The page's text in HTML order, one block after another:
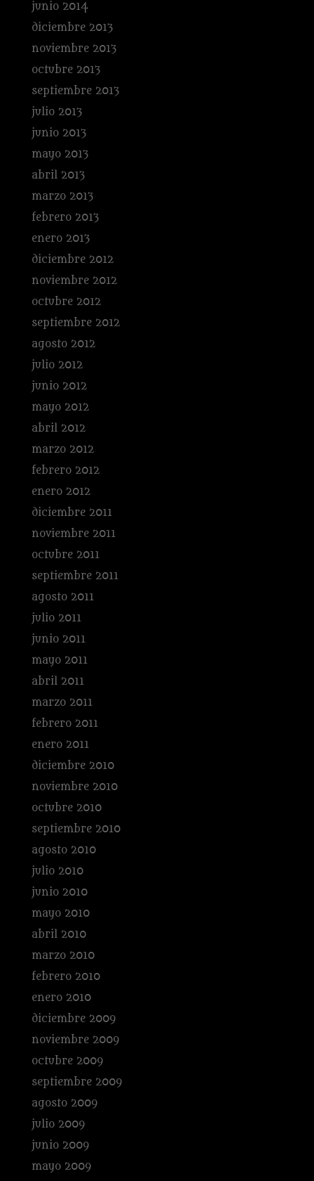
junio 2014
diciembre 2013
noviembre 2013
octubre 2013
septiembre 2013
julio 2013
junio 2013
mayo 2013
abril 2013
marzo 2013
febrero 2013
enero 2013
diciembre 2012
noviembre 2012
octubre 2012
septiembre 2012
agosto 2012
julio 2012
junio 2012
mayo 2012
abril 2012
marzo 2012
febrero 2012
enero 2012
diciembre 2011
noviembre 2011
octubre 2011
septiembre 2011
agosto 2011
julio 2011
junio 2011
mayo 2011
abril 2011
marzo 2011
febrero 2011
enero 2011
diciembre 2010
noviembre 2010
octubre 2010
septiembre 2010
agosto 2010
julio 2010
junio 2010
mayo 2010
abril 2010
marzo 2010
febrero 2010
enero 2010
diciembre 2009
noviembre 2009
octubre 2009
septiembre 2009
agosto 2009
julio 2009
junio 2009
mayo 2009